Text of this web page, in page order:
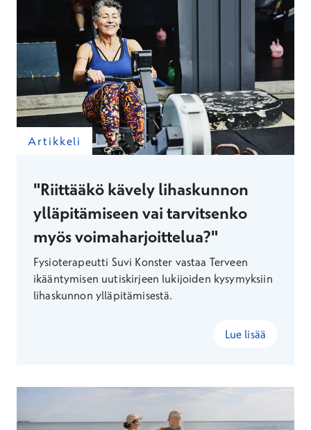
Artikkeli
"Riittääkö kävely lihaskunnon
ylläpitämiseen vai tarvitsenko
myös voimaharjoittelua?"
Fysioterapeutti Suvi Konster vastaa Terveen
ikääntymisen uutiskirjeen lukijoiden kysymyksiin
lihaskunnon ylläpitämisestä.
Lue lisää